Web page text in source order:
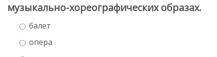
музыкально-хореографических образах.
балет
опера